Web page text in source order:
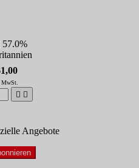
57.0%
 
Angebote